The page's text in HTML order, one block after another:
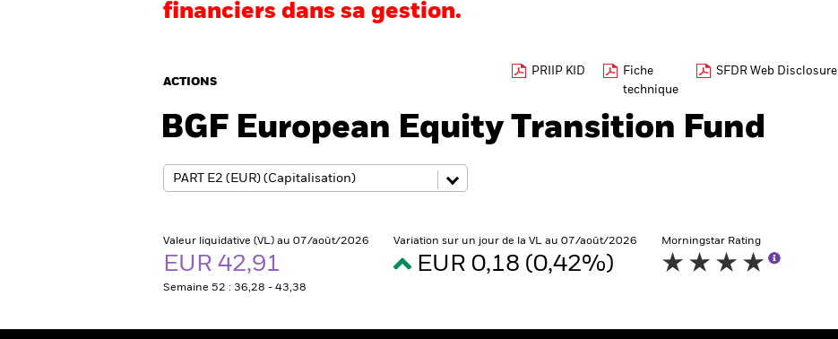
financiers dans sa gestion.
ACTIONS
PRIIP KID
Fiche
technique
SFDR Web Disclosure
BGF European Equity Transition Fund
Valeur liquidative (VL) au 07/août/2026
EUR 42,91
Semaine 52 : 36,28 - 43,38
Variation sur un jour de la VL au 07/août/2026
EUR 0,18 (0,42%)
Morningstar Rating